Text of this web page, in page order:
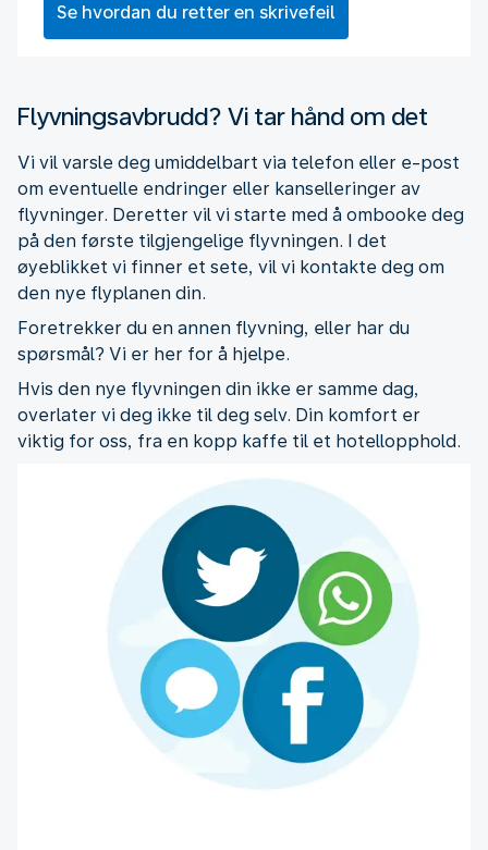
Se hvordan du retter en skrivefeil
Flyvningsavbrudd? Vi tar hånd om det
Vi vil varsle deg umiddelbart via telefon eller e-post
om eventuelle endringer eller kanselleringer av
flyvninger. Deretter vil vi starte med å ombooke deg
på den første tilgjengelige flyvningen. I det
øyeblikket vi finner et sete, vil vi kontakte deg om
den nye flyplanen din.
Foretrekker du en annen flyvning, eller har du
spørsmål? Vi er her for å hjelpe.
Hvis den nye flyvningen din ikke er samme dag,
overlater vi deg ikke til deg selv. Din komfort er
viktig for oss, fra en kopp kaffe til et hotellopphold.